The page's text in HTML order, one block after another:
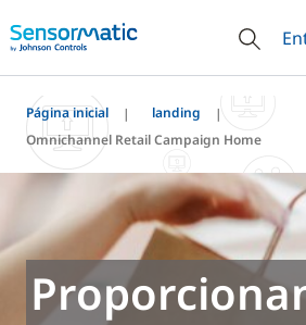
Página inicial
landing
Omnichannel Retail Campaign Home